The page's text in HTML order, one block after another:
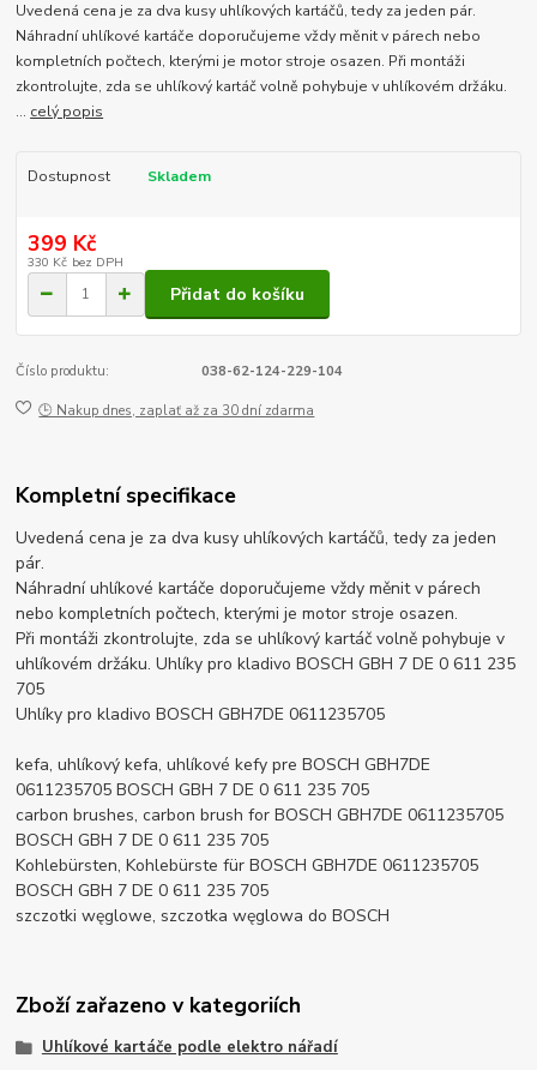
Uvedená cena je za dva kusy uhlíkových kartáčů, tedy za jeden pár.
Náhradní uhlíkové kartáče doporučujeme vždy měnit v párech nebo
kompletních počtech, kterými je motor stroje osazen. Při montáži
zkontrolujte, zda se uhlíkový kartáč volně pohybuje v uhlíkovém držáku.
... celý popis
Dostupnost Skladem
399 Kč
330 Kč bez DPH
Přidat do košíku
Číslo produktu: 038-62-124-229-104
🕒 Nakup dnes, zaplať až za 30 dní zdarma
Kompletní specifikace
Uvedená cena je za dva kusy uhlíkových kartáčů, tedy za jeden
pár.
Náhradní uhlíkové kartáče doporučujeme vždy měnit v párech
nebo kompletních počtech, kterými je motor stroje osazen.
Při montáži zkontrolujte, zda se uhlíkový kartáč volně pohybuje v
uhlíkovém držáku. Uhlíky pro kladivo BOSCH GBH 7 DE 0 611 235
705
Uhlíky pro kladivo BOSCH GBH7DE 0611235705
kefa, uhlíkový kefa, uhlíkové kefy pre BOSCH GBH7DE
0611235705 BOSCH GBH 7 DE 0 611 235 705
carbon brushes, carbon brush for BOSCH GBH7DE 0611235705
BOSCH GBH 7 DE 0 611 235 705
Kohlebürsten, Kohlebürste für BOSCH GBH7DE 0611235705
BOSCH GBH 7 DE 0 611 235 705
szczotki węglowe, szczotka węglowa do BOSCH
Zboží zařazeno v kategoriích
Uhlíkové kartáče podle elektro nářadí